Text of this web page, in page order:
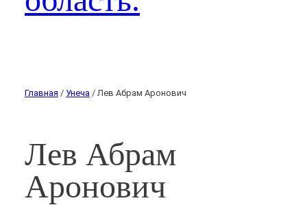
Главная / Унеча / Лев Абрам Аронович
Лев Абрам
Аронович